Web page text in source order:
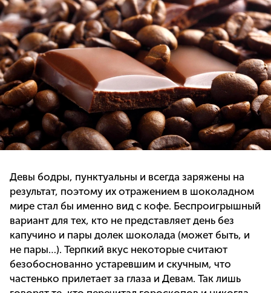
Девы бодры, пунктуальны и всегда заряжены на
результат, поэтому их отражением в шоколадном
мире стал бы именно вид с кофе. Беспроигрышный
вариант для тех, кто не представляет день без
капучино и пары долек шоколада (может быть, и
не пары…). Терпкий вкус некоторые считают
безобоснованно устаревшим и скучным, что
частенько прилетает за глаза и Девам. Так лишь